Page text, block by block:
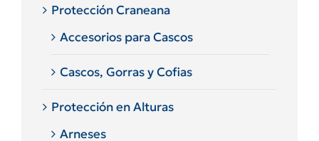
Protección Craneana
Accesorios para Cascos
Cascos, Gorras y Cofias
Protección en Alturas
Arneses